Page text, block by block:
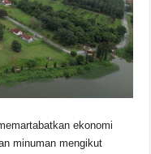
ekonomi
minuman mengikut